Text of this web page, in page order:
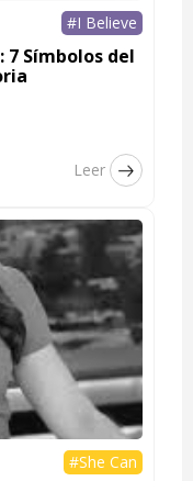
#I Believe
7 Símbolos del
Leer
#She Can